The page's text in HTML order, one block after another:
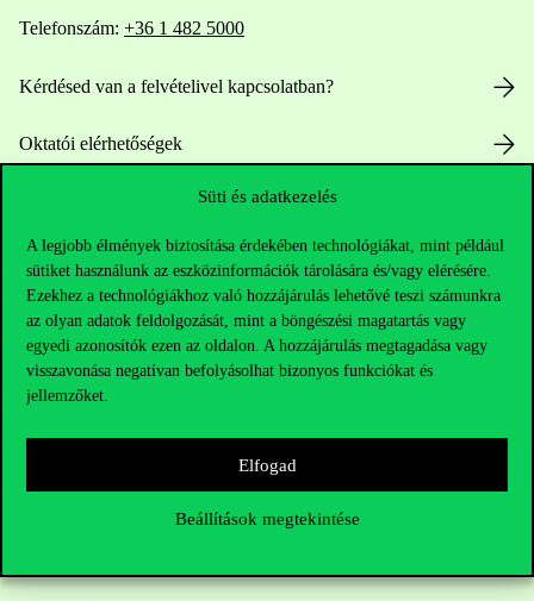
Süti és adatkezelés
A legjobb élmények biztosítása érdekében technológiákat, mint például
sütiket használunk az eszközinformációk tárolására és/vagy elérésére.
Ezekhez a technológiákhoz való hozzájárulás lehetővé teszi számunkra
az olyan adatok feldolgozását, mint a böngészési magatartás vagy
egyedi azonosítók ezen az oldalon. A hozzájárulás megtagadása vagy
visszavonása negatívan befolyásolhat bizonyos funkciókat és
jellemzőket.
Elfogad
Beállítások megtekintése
Telefonszám: +36 1 482 5000
Kérdésed van a felvételivel kapcsolatban?
Oktatói elérhetőségek
HUB jelenlegi hallgatóinknak
Sajtó: press@uni-corvinus.hu